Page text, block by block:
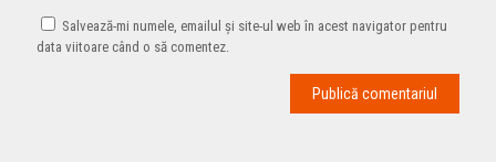
Salvează-mi numele, emailul și site-ul web în acest navigator pentru
data viitoare când o să comentez.